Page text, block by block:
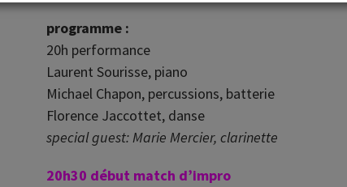
programme :
20h performance
Laurent Sourisse, piano
Michael Chapon, percussions, batterie
Florence Jaccottet, danse
special guest: Marie Mercier, clarinette
20h30 début match d’impro